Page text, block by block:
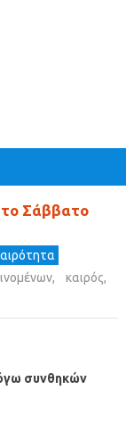
το Σάββατο
, καιρός,
συνθηκών